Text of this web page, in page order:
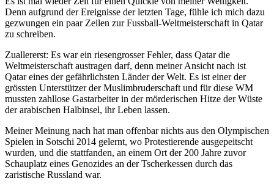
Denn aufgrund der Ereignisse der letzten Tage, fühle ich mich dazu
gezwungen ein paar Zeilen zur Fussball-Weltmeisterschaft in Qatar
zu schreiben.
Zuallererst: Es war ein riesengrosser Fehler, dass Qatar die
Weltmeisterschaft austragen darf, denn meiner Ansicht nach ist
Qatar eines der gefährlichsten Länder der Welt. Es ist einer der
grössten Unterstützer der Muslimbruderschaft und für diese WM
mussten zahllose Gastarbeiter in der mörderischen Hitze der Wüste
der arabischen Halbinsel, ihr Leben lassen.
Meiner Meinung nach hat man offenbar nichts aus den Olympischen
Spielen in Sotschi 2014 gelernt, wo Protestierende ausgepeitscht
wurden, und die stattfanden, an einem Ort der 200 Jahre zuvor
Schauplatz eines Genozides an der Tscherkessen durch das
zaristische Russland war.